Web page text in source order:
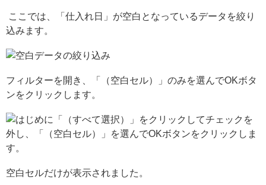
ここでは、「仕入れ日」が空白となっているデータを絞り
込みます。
フィルターを開き、「（空白セル）」のみを選んでOKボタ
ンをクリックします。
空白セルだけが表示されました。